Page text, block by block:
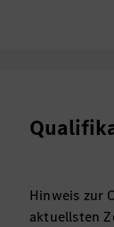
Hinweis zur
aktuellsten